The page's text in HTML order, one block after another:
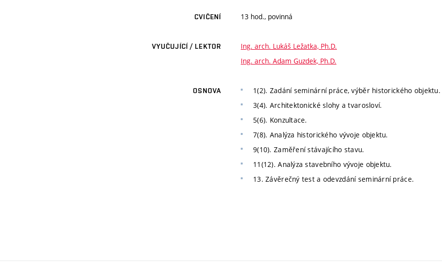
CVIČENÍ 13 hod., povinná
VYUČUJÍCÍ / LEKTOR
Ing. arch. Lukáš Ležatka, Ph.D.
Ing. arch. Adam Guzdek, Ph.D.
OSNOVA
1(2). Zadání seminární práce, výběr historického objektu.
3(4). Architektonické slohy a tvarosloví.
5(6). Konzultace.
7(8). Analýza historického vývoje objektu.
9(10). Zaměření stávajícího stavu.
11(12). Analýza stavebního vývoje objektu.
13. Závěrečný test a odevzdání seminární práce.